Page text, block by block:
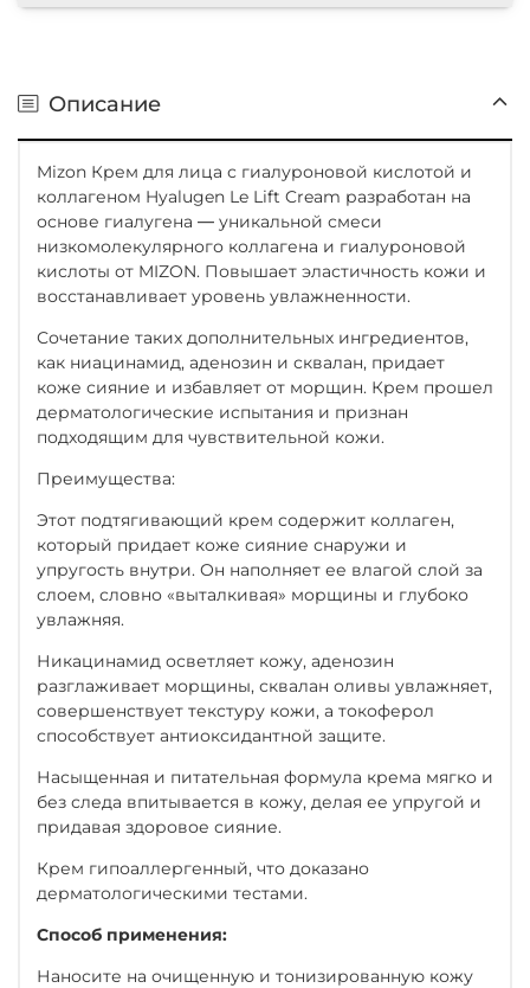
Описание
Mizon Крем для лица с гиалуроновой кислотой и
коллагеном Hyalugen Le Lift Cream разработан на
основе гиалугена ― уникальной смеси
низкомолекулярного коллагена и гиалуроновой
кислоты от MIZON. Повышает эластичность кожи и
восстанавливает уровень увлажненности.
Сочетание таких дополнительных ингредиентов,
как ниацинамид, аденозин и сквалан, придает
коже сияние и избавляет от морщин. Крем прошел
дерматологические испытания и признан
подходящим для чувствительной кожи.
Преимущества:
Этот подтягивающий крем содержит коллаген,
который придает коже сияние снаружи и
упругость внутри. Он наполняет ее влагой слой за
слоем, словно «выталкивая» морщины и глубоко
увлажняя.
Никацинамид осветляет кожу, аденозин
разглаживает морщины, сквалан оливы увлажняет,
совершенствует текстуру кожи, а токоферол
способствует антиоксидантной защите.
Насыщенная и питательная формула крема мягко и
без следа впитывается в кожу, делая ее упругой и
придавая здоровое сияние.
Крем гипоаллергенный, что доказано
дерматологическими тестами.
Способ применения:
Наносите на очищенную и тонизированную кожу